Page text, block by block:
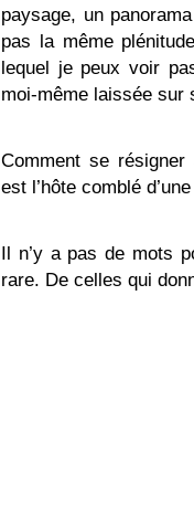
paysage, un
pas la même
lequel je peux voir
moi-même laissée sur
Comment se
est l’hôte comblé
Il n’y a pas de mots
rare. De celles qui